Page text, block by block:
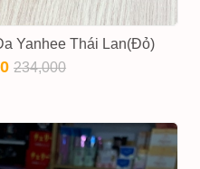
Yanhee Thái Lan(Đỏ)
234,000